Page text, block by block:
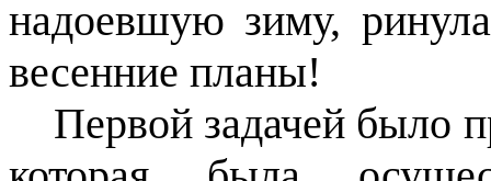
надоевшую зиму,
весенние планы!
Первой задачей было